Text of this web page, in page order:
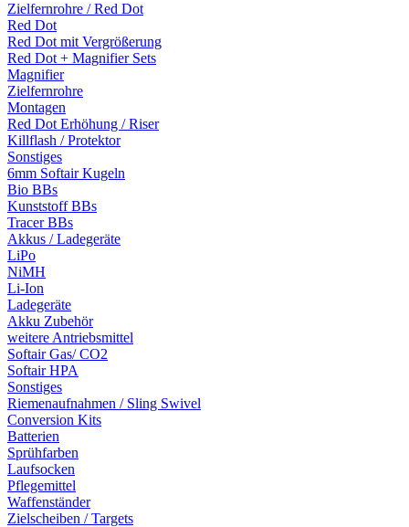
Zielfernrohre / Red Dot
Red Dot
Red Dot mit Vergrößerung
Red Dot + Magnifier Sets
Magnifier
Zielfernrohre
Montagen
Red Dot Erhöhung / Riser
Killflash / Protektor
Sonstiges
6mm Softair Kugeln
Bio BBs
Kunststoff BBs
Tracer BBs
Akkus / Ladegeräte
LiPo
NiMH
Li-Ion
Ladegeräte
Akku Zubehör
weitere Antriebsmittel
Softair Gas/ CO2
Softair HPA
Sonstiges
Riemenaufnahmen / Sling Swivel
Conversion Kits
Batterien
Sprühfarben
Laufsocken
Pflegemittel
Waffenständer
Zielscheiben / Targets